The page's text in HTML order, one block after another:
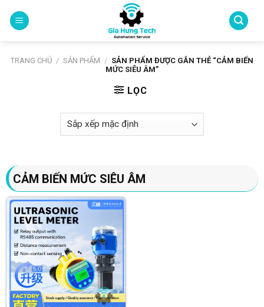
TRANG CHỦ / SẢN PHẨM / SẢN PHẨM ĐƯỢC GẮN THẺ “CẢM BIẾN
MỨC SIÊU ÂM”
LỌC
CẢM BIẾN MỨC SIÊU ÂM